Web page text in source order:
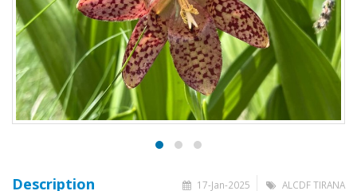
17-Jan-2025 ALCDF TIRANA
Description